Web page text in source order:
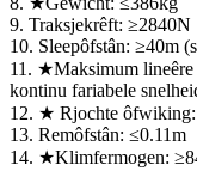
9. Traksjekrêft: ≥2840N
10. Sleepôfstân: ≥40m
11. ★Maksimum lineêre
kontinu fariabele
12. ★ Rjochte
13. Remôfstân: ≤0.11m
14. ★Klimfermogen: